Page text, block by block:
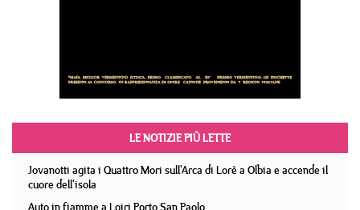
LE NOTIZIE PIÙ LETTE
Jovanotti agita i Quattro Mori sull'Arca di Lorè a Olbia e accende il
cuore dell'isola
Auto in fiamme a Loiri Porto San Paolo